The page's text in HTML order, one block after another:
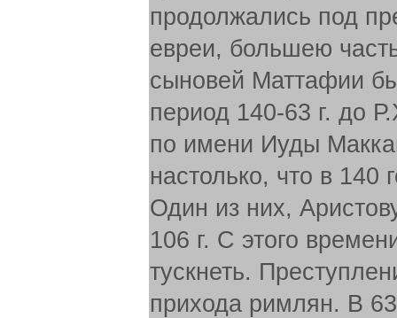
продолжались под
евреи, большею
сыновей Маттафии
период 140-63 г. до
по имени Иуды
настолько, что в
Один из них,
106 г. С этого
тускнеть.
прихода римлян. В